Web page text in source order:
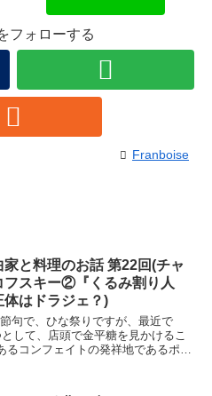
フォローする
Franboise
家と料理のお話 第22回(チャ
フスキー②『くるみ割り人
はドラジェ？)
句で、ひな祭りですが、最近で
して、店頭で金平糖を見かけるこ
るコンフェイトの発祥地であるポル